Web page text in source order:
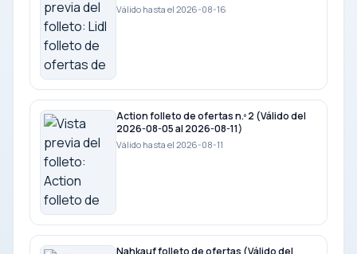
Válido hasta el 2026-08-16
Action folleto de ofertas n.º 2 (Válido del
2026-08-05 al 2026-08-11)
Válido hasta el 2026-08-11
Nahkauf folleto de ofertas (Válido del